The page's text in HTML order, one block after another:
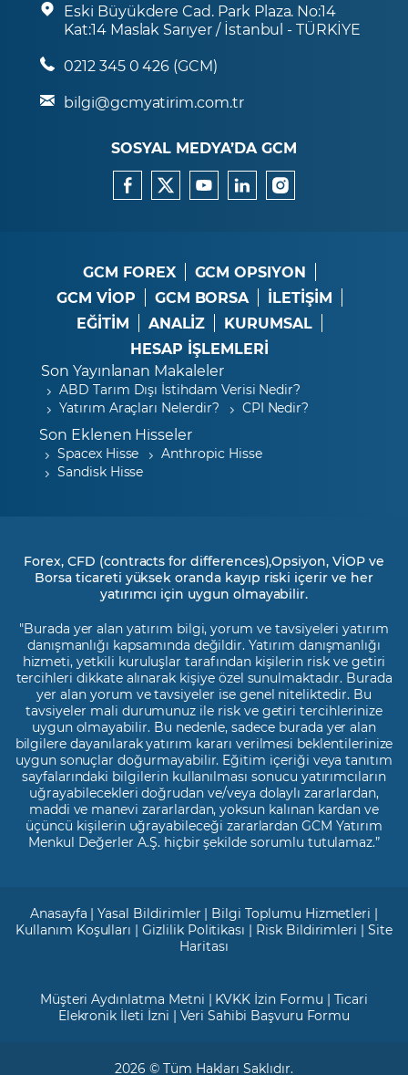
Eski Büyükdere Cad. Park Plaza. No:14
Kat:14 Maslak Sarıyer / İstanbul - TÜRKİYE
0212 345 0 426 (GCM)
bilgi@gcmyatirim.com.tr
SOSYAL MEDYA’DA GCM
GCM FOREX
GCM OPSIYON
GCM VİOP
GCM BORSA
İLETİŞİM
EĞİTİM
ANALİZ
KURUMSAL
HESAP İŞLEMLERİ
Son Yayınlanan Makaleler
ABD Tarım Dışı İstihdam Verisi Nedir?
Yatırım Araçları Nelerdir?
CPI Nedir?
Son Eklenen Hisseler
Spacex Hisse
Anthropic Hisse
Sandisk Hisse
Forex, CFD (contracts for differences),Opsiyon, VİOP ve
Borsa ticareti yüksek oranda kayıp riski içerir ve her
yatırımcı için uygun olmayabilir.
"Burada yer alan yatırım bilgi, yorum ve tavsiyeleri yatırım
danışmanlığı kapsamında değildir. Yatırım danışmanlığı
hizmeti, yetkili kuruluşlar tarafından kişilerin risk ve getiri
tercihleri dikkate alınarak kişiye özel sunulmaktadır. Burada
yer alan yorum ve tavsiyeler ise genel niteliktedir. Bu
tavsiyeler mali durumunuz ile risk ve getiri tercihlerinize
uygun olmayabilir. Bu nedenle, sadece burada yer alan
bilgilere dayanılarak yatırım kararı verilmesi beklentilerinize
uygun sonuçlar doğurmayabilir. Eğitim içeriği veya tanıtım
sayfalarındaki bilgilerin kullanılması sonucu yatırımcıların
uğrayabilecekleri doğrudan ve/veya dolaylı zararlardan,
maddi ve manevi zararlardan, yoksun kalınan kardan ve
üçüncü kişilerin uğrayabileceği zararlardan GCM Yatırım
Menkul Değerler A.Ş. hiçbir şekilde sorumlu tutulamaz.”
Anasayfa |Yasal Bildirimler | Bilgi Toplumu Hizmetleri |
Kullanım Koşulları |Gizlilik Politikası | Risk Bildirimleri |Site
Haritası
Müşteri Aydınlatma Metni | KVKK İzin Formu | Ticari
Elekronik İleti İzni | Veri Sahibi Başvuru Formu
2026 © Tüm Hakları Saklıdır.